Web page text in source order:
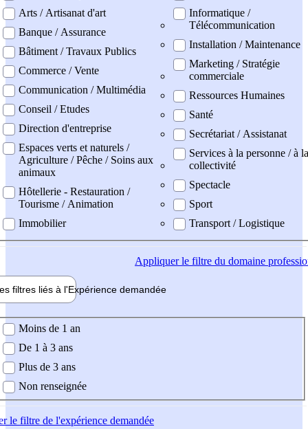
Arts / Artisanat d'art
Banque / Assurance
Bâtiment / Travaux Publics
Commerce / Vente
Communication / Multimédia
Conseil / Etudes
Direction d'entreprise
Espaces verts et naturels /
Agriculture / Pêche / Soins aux
animaux
Hôtellerie - Restauration /
Tourisme / Animation
Immobilier
Informatique /
Télécommunication
Installation / Maintenance
Marketing / Stratégie
commerciale
Ressources Humaines
Santé
Secrétariat / Assistanat
Services à la personne / à la
collectivité
Spectacle
Sport
Transport / Logistique
Appliquerle filtre du domaine
filtres liés à l'Expérience demandée
demandée
Moins de 1 an
De 1 à 3 ans
Plus de 3 ans
Non renseignée
le filtre de l'expérience demandée